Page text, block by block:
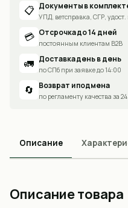
📋 Документы в
УПД, ветсправка, СГР, удост.
💳 Отсрочка до 14 дней
постоянным клиентам B2B
🚛 Доставка день в день
по СПб при заявке до 14:00
🔄 Возврат и подмена
по регламенту качества за 24
Описание
Описание товара